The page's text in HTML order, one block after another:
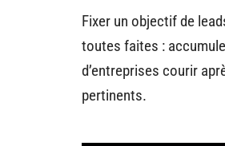
Fixer un objectif de
toutes faites :
d’entreprises courir
pertinents.